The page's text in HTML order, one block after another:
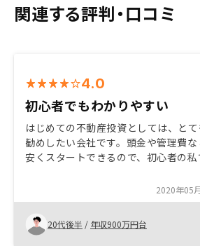
関連する評判・口コミ
4.0
初心者でもわかりやすい
はじめての不動産投資としては、と
勧めしたい会社です。頭金や管理費な
安くスタートできるので、初心者の私
2020年05
20代後半 / 年収900万円台